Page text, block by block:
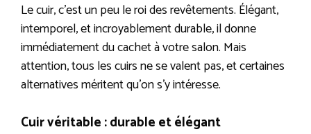
Le cuir, c’est un peu le roi des revêtements. Élégant,
intemporel, et incroyablement durable, il donne
immédiatement du cachet à votre salon. Mais
attention, tous les cuirs ne se valent pas, et certaines
alternatives méritent qu’on s’y intéresse.
Cuir véritable : durable et élégant